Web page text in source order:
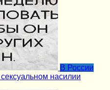
В России
насилии